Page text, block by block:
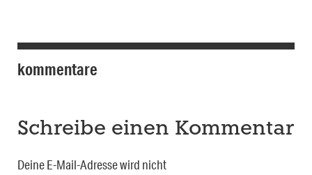
kommentare
Schreibe einen Kommentar
Deine E-Mail-Adresse wird nicht